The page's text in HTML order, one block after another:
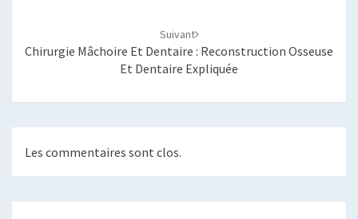
Suivant
Chirurgie Mâchoire Et Dentaire : Reconstruction Osseuse
Et Dentaire Expliquée
Les commentaires sont clos.